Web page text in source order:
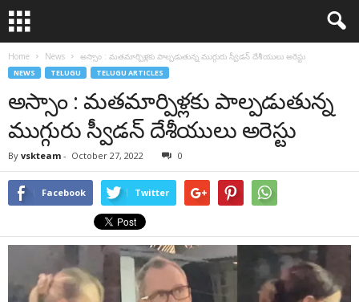
Home News అస్సాం : మ‌త‌మార్పిళ్ల‌కు పాల్ప‌డుతున్న ముగ్గురు స్వీడ‌న్ దేశీయులు అరెస్టు
NEWS TELUGU TELUGU ARTICLES
అస్సాం : మ‌త‌మార్పిళ్ల‌కు పాల్ప‌డుతున్న
ముగ్గురు స్వీడ‌న్ దేశీయులు అరెస్టు
By vskteam - October 27, 2022 0
Facebook Twitter